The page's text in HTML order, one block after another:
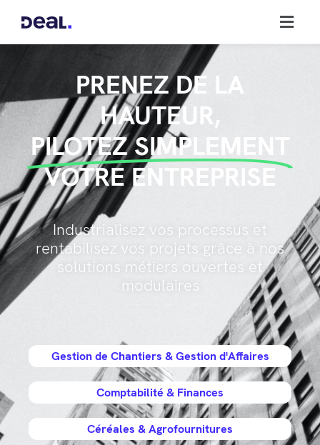
PRENEZ DE LA
HAUTEUR,
PILOTEZ SIMPLEMENT
VOTRE ENTREPRISE
Industrialisez vos processus et
rentabilisez vos projets grâce à nos
solutions métiers ouvertes et
modulaires
Gestion de Chantiers & Gestion d'Affaires
Comptabilité & Finances
Céréales & Agrofournitures